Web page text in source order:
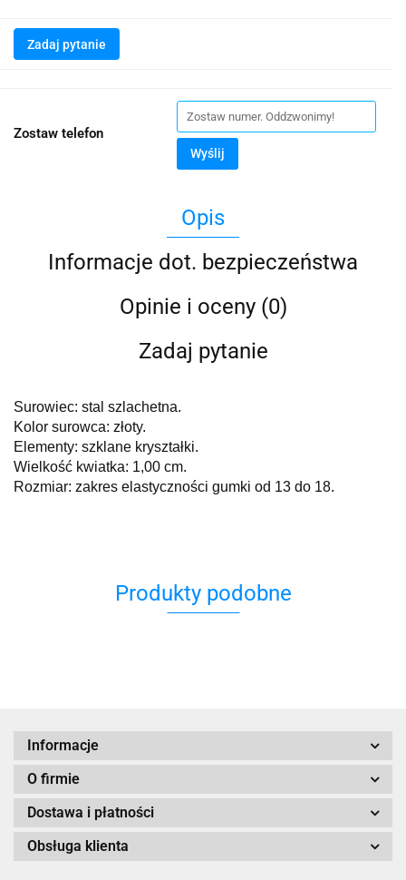
Zadaj pytanie
Zostaw telefon
Wyślij
Opis
Informacje dot. bezpieczeństwa
Opinie i oceny (0)
Zadaj pytanie
Surowiec: stal szlachetna.
Kolor surowca: złoty.
Elementy: szklane kryształki.
Wielkość kwiatka: 1,00 cm.
Rozmiar: zakres elastyczności gumki od 13 do 18.
Produkty podobne
Informacje
O firmie
Dostawa i płatności
Obsługa klienta